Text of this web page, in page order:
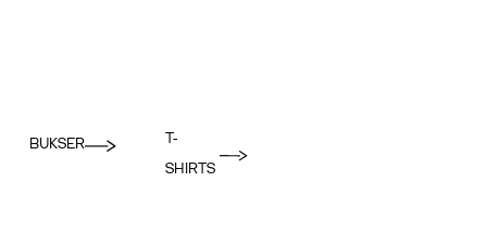
BUKSER
T-
SHIRTS